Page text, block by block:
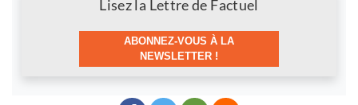
Lisez la Lettre de Factuel
ABONNEZ-VOUS À LA
NEWSLETTER !